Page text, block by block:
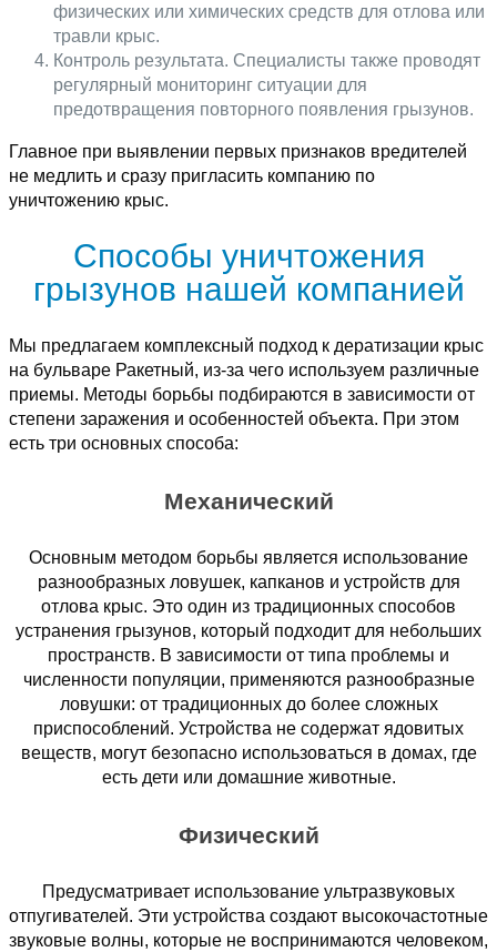
физических или химических средств для отлова или
травли крыс.
Контроль результата. Специалисты также проводят
регулярный мониторинг ситуации для
предотвращения повторного появления грызунов.
Главное при выявлении первых признаков вредителей
не медлить и сразу пригласить компанию по
уничтожению крыс.
Способы уничтожения
грызунов нашей компанией
Мы предлагаем комплексный подход к дератизации крыс
на бульваре Ракетный, из-за чего используем различные
приемы. Методы борьбы подбираются в зависимости от
степени заражения и особенностей объекта. При этом
есть три основных способа:
Механический
Основным методом борьбы является использование
разнообразных ловушек, капканов и устройств для
отлова крыс. Это один из традиционных способов
устранения грызунов, который подходит для небольших
пространств. В зависимости от типа проблемы и
численности популяции, применяются разнообразные
ловушки: от традиционных до более сложных
приспособлений. Устройства не содержат ядовитых
веществ, могут безопасно использоваться в домах, где
есть дети или домашние животные.
Физический
Предусматривает использование ультразвуковых
отпугивателей. Эти устройства создают высокочастотные
звуковые волны, которые не воспринимаются человеком,